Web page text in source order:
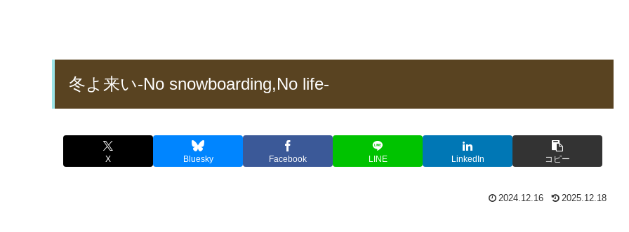
冬よ来い-No snowboarding,No life-
X Bluesky Facebook LINE LinkedIn コピー
2024.12.16 2025.12.18